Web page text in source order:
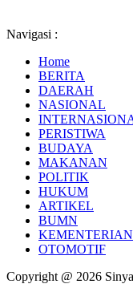
Navigasi :
Home
BERITA
DAERAH
NASIONAL
PERISTIWA
BUDAYA
MAKANAN
POLITIK
HUKUM
ARTIKEL
BUMN
KEMENTERIAN
OTOMOTIF
Copyright @ 2026